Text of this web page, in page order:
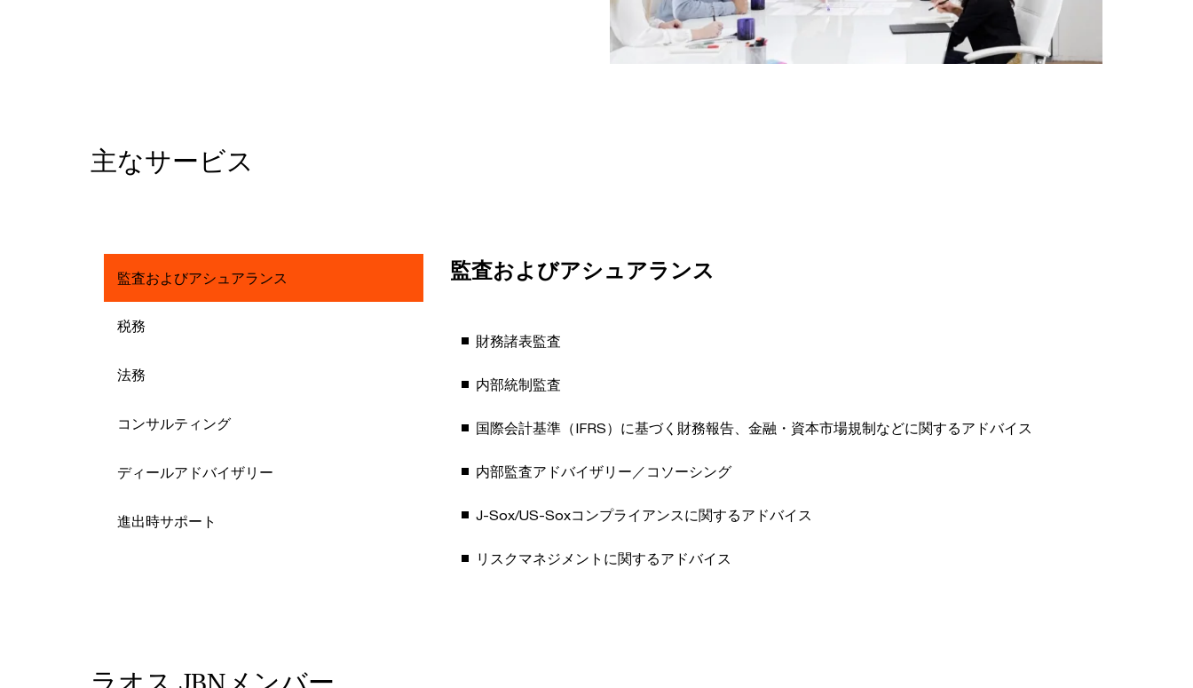
主なサービス
監査およびアシュアランス
税務
法務
コンサルティング
ディールアドバイザリー
進出時サポート
監査およびアシュアランス
財務諸表監査
内部統制監査
国際会計基準（IFRS）に基づく財務報告、金融・資本市場規制などに関するアドバイス
内部監査アドバイザリー／コソーシング
J-Sox/US-Soxコンプライアンスに関するアドバイス
リスクマネジメントに関するアドバイス